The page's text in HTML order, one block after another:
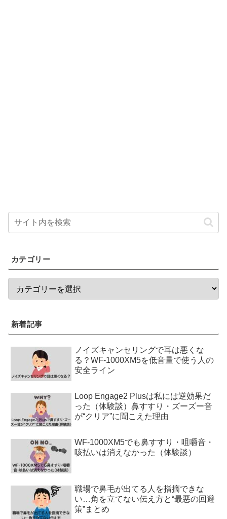
カテゴリー
新着記事
ノイズキャンセリングで耳は悪くな
る？WF-1000XM5を低音量で使う人の
安全ライン
Loop Engage2 Plusは私には逆効果だ
った（体験談）鼻すすり・ズーズー音
が“クリア”に聞こえた理由
WF-1000XM5でも鼻すすり・咀嚼音・
咳払いは消えなかった（体験談）
職場で鼻毛が出てる人を指摘できな
い…角を立てない伝え方と“最悪の回避
策”まとめ